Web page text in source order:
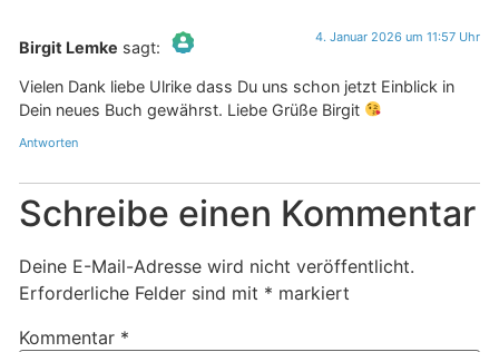
Birgit Lemke sagt:
Das „Echte-Person“-Abzeichen!
Anti-Spam von CleanTalk
4. Januar 2026 um 11:57 Uhr
Vielen Dank liebe Ulrike dass Du uns schon jetzt Einblick in
Dein neues Buch gewährst. Liebe Grüße Birgit
Antworten
Schreibe einen Kommentar
Deine E-Mail-Adresse wird nicht veröffentlicht.
Erforderliche Felder sind mit * markiert
Kommentar *